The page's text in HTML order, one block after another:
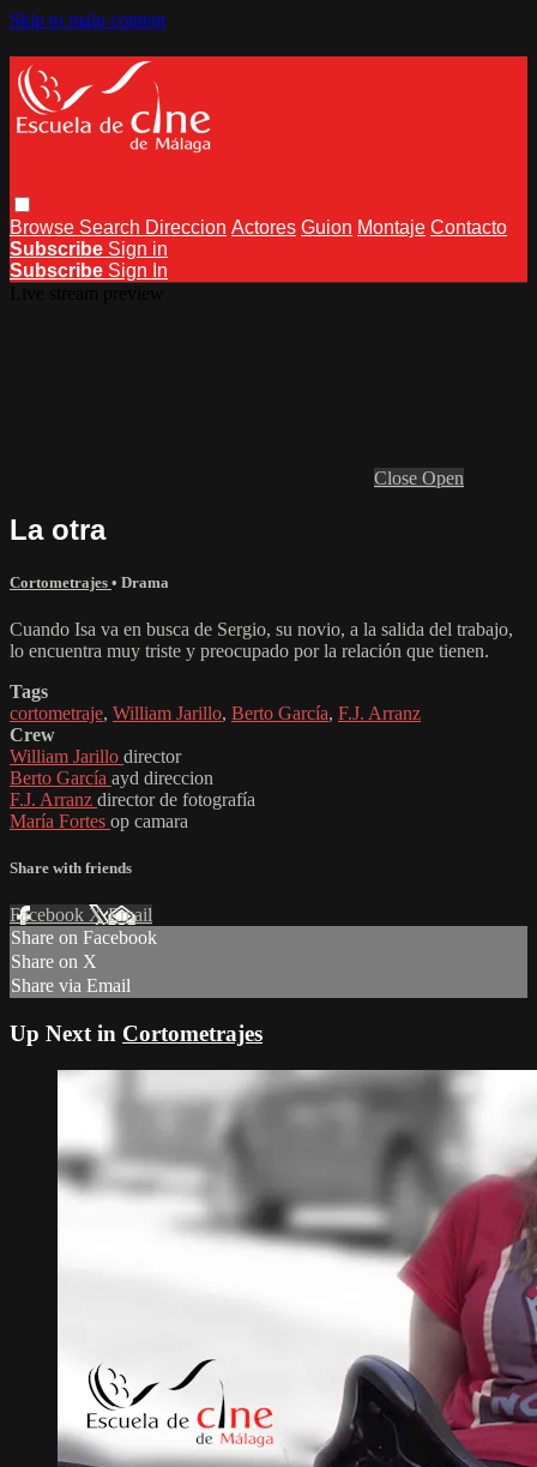
Skip to main content
Browse Search Direccion Actores Guion Montaje Contacto
Subscribe Sign in
Subscribe Sign In
Close Open
La otra
Cortometrajes • Drama
Cuando Isa va en busca de Sergio, su novio, a la salida del trabajo,
lo encuentra muy triste y preocupado por la relación que tienen.
Tags
cortometraje, William Jarillo, Berto García, F.J. Arranz
Crew
William Jarillo director
Berto García ayd direccion
F.J. Arranz director de fotografía
María Fortes op camara
Share with friends
Facebook XEmail
Share on Facebook
Share on X
Share via Email
Up Next in Cortometrajes